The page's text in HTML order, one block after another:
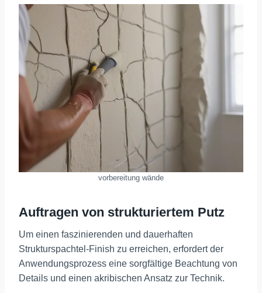
vorbereitung wände
Auftragen von strukturiertem Putz
Um einen faszinierenden und dauerhaften
Strukturspachtel-Finish zu erreichen, erfordert der
Anwendungsprozess eine sorgfältige Beachtung von
Details und einen akribischen Ansatz zur Technik.